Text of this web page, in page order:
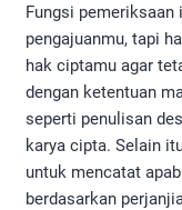
Fungsi pemeriksaan
pengajuanmu, tapi
hak ciptamu agar
dengan ketentuan
seperti penulisan
karya cipta. Selain
untuk mencatat
berdasarkan